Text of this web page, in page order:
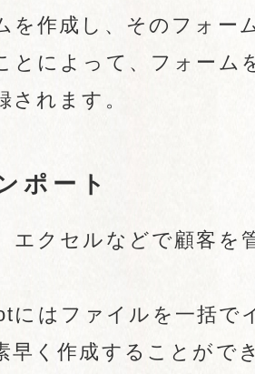
を作成し、そのフォー
とによって、フォーム
されます。
ポート
エクセルなどで顧客を
にはファイルを一括で
早く作成することがで